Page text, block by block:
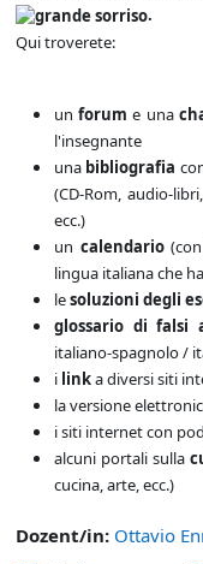
.
Qui troverete:
unforum e una
l'insegnante
una bibliografia
(CD-Rom, audio-
ecc.)
un calendario(con
lingua italiana che
lesoluzioni degli
glossario difalsi
italiano-spagnolo /
i linka diversi siti
la versione
i siti internet con
alcuni portali sulla
cucina, arte, ecc.)
Dozent/in: Ottavio